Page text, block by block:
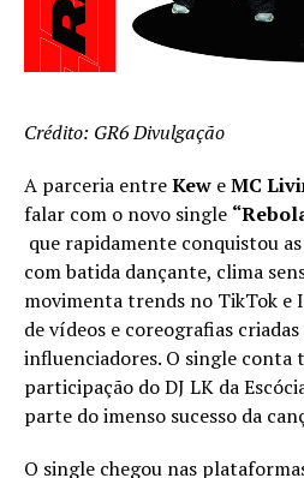
Crédito: GR6 Divulgação
A parceria entreKew eMC
falar com o novo single
que rapidamente conquistou
com batida dançante, clima
movimenta trends no TikTok e
de vídeos e coreografias
influenciadores. O single conta
participação do DJ LK da
parte do imenso sucesso da
O single chegou nas